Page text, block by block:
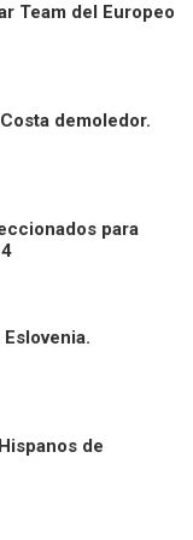
Team del Europeo
demoledor.
para
de